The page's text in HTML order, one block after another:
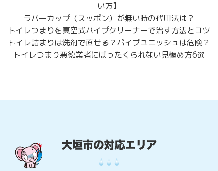
い方】
ラバーカップ（スッポン）が無い時の代用法は？
トイレつまりを真空式パイプクリーナーで治す方法とコツ
トイレ詰まりは洗剤で直せる？パイプユニッシュは危険？
トイレつまり悪徳業者にぼったくられない見極め方6選